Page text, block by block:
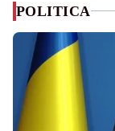
POLITICA